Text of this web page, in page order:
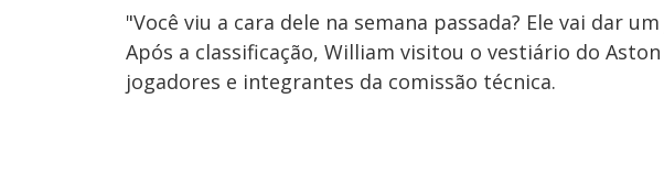
"Você viu a cara dele na semana passada? Ele vai dar
Após a classificação, William visitou o vestiário do
jogadores e integrantes da comissão técnica.